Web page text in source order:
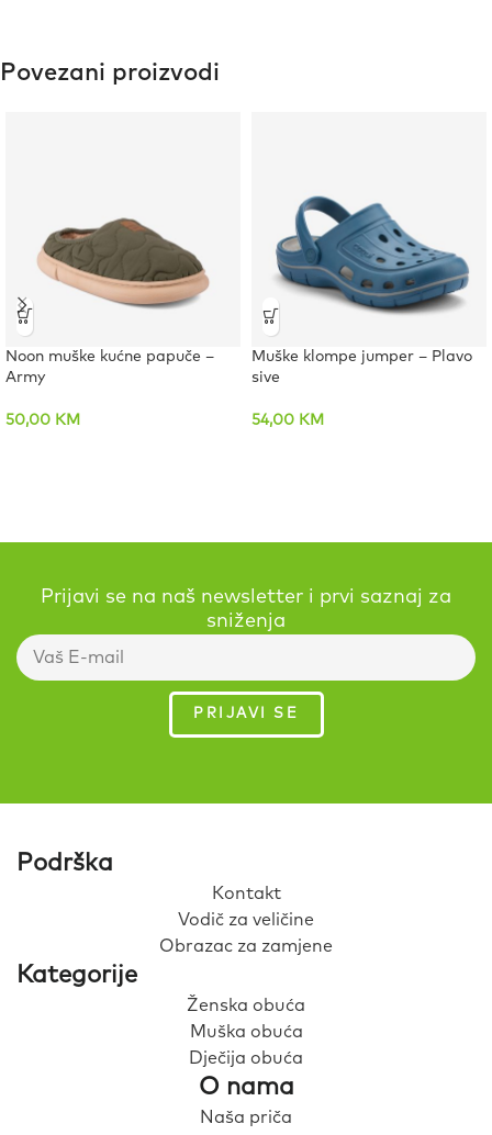
Povezani proizvodi
Noon muške kućne papuče –
Army
50,00 KM
Muške klompe jumper – Plavo
sive
54,00 KM
Prijavi se na naš newsletter i prvi saznaj za
sniženja
Podrška
Kontakt
Vodič za veličine
Obrazac za zamjene
Kategorije
Ženska obuća
Muška obuća
Dječija obuća
O nama
Naša priča